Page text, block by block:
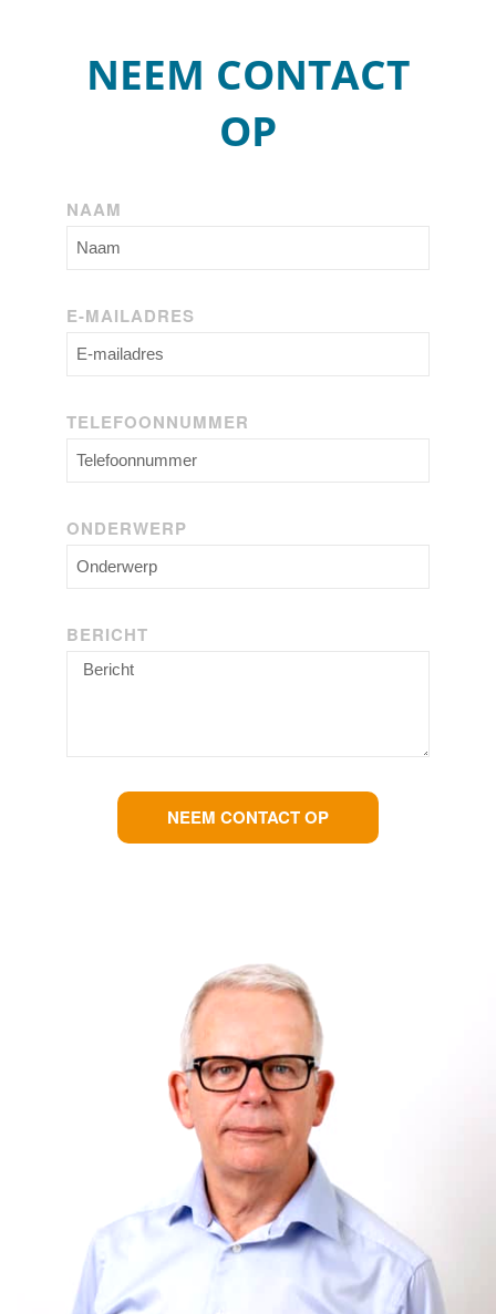
NEEM CONTACT
OP
NAAM
E-MAILADRES
TELEFOONNUMMER
ONDERWERP
BERICHT
NEEM CONTACT OP